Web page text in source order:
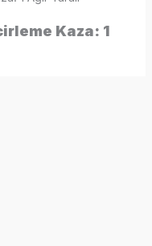
Kaza: 1